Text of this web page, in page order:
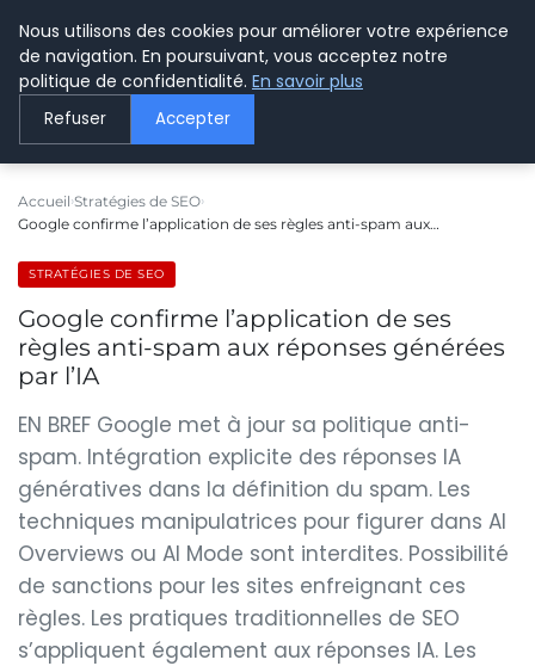
LE WEBMARKETING
Accueil Stratégies de SEO
Google confirme l’application de ses règles anti-spam aux…
STRATÉGIES DE SEO
Google confirme l’application de ses
règles anti-spam aux réponses générées
par l’IA
EN BREF Google met à jour sa politique anti-
spam. Intégration explicite des réponses IA
génératives dans la définition du spam. Les
techniques manipulatrices pour figurer dans AI
Overviews ou AI Mode sont interdites. Possibilité
de sanctions pour les sites enfreignant ces
règles. Les pratiques traditionnelles de SEO
s’appliquent également aux réponses IA. Les
Nous utilisons des cookies pour améliorer votre expérience
de navigation. En poursuivant, vous acceptez notre
politique de confidentialité. En savoir plus
Refuser Accepter